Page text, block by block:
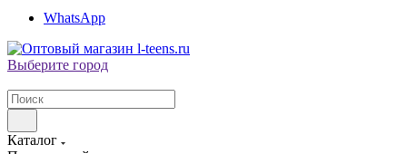
WhatsApp
Выберите город
Каталог